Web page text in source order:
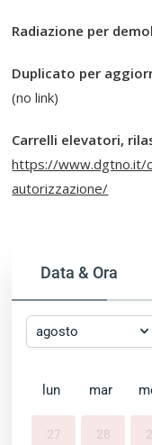
Radiazione per
Duplicato per
(no link)
Carrelli elevatori,
https://www.dgtno.it/
autorizzazione/
Data & Ora
lun mar
27 28